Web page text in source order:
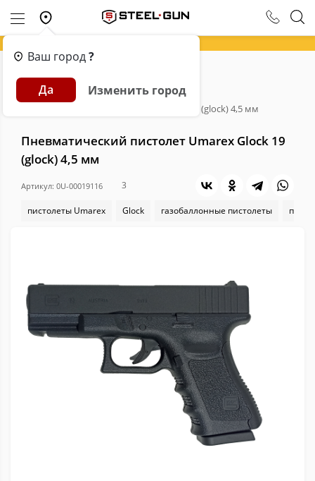
Ваш город?
Да Изменить город
Главная Каталог
Пневматические пистолеты
Пневматический пистолет Umarex Glock 19 (glock) 4,5 мм
Пневматический пистолет Umarex Glock 19
(glock) 4,5 мм
Артикул: 0U-00019116 3
пистолеты Umarex Glock газобаллонные пистолеты